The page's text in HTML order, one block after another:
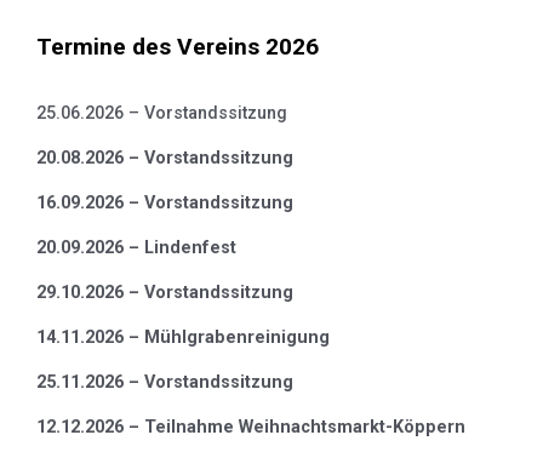
Termine des Vereins 2026
25.06.2026 – Vorstandssitzung
20.08.2026 – Vorstandssitzung
16.09.2026 – Vorstandssitzung
20.09.2026 – Lindenfest
29.10.2026 – Vorstandssitzung
14.11.2026 – Mühlgrabenreinigung
25.11.2026 – Vorstandssitzung
12.12.2026 – Teilnahme Weihnachtsmarkt-Köppern